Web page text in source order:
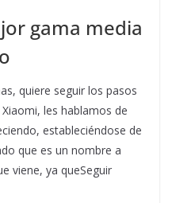
gama media
quiere seguir los pasos
les hablamos de
estableciéndose de
que es un nombre a
viene, ya queSeguir